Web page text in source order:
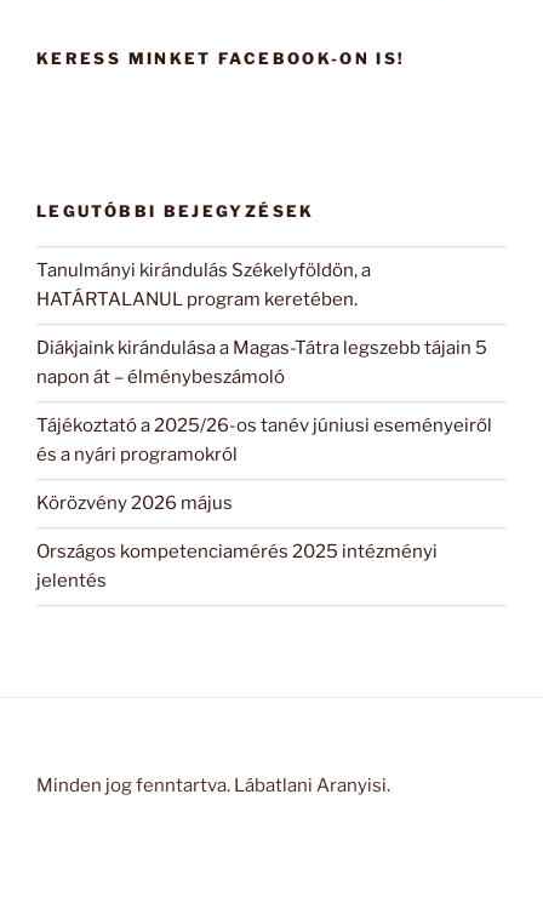
KERESS MINKET FACEBOOK-ON IS!
LEGUTÓBBI BEJEGYZÉSEK
Tanulmányi kirándulás Székelyföldön, a
HATÁRTALANUL program keretében.
Diákjaink kirándulása a Magas-Tátra legszebb tájain 5
napon át – élménybeszámoló
Tájékoztató a 2025/26-os tanév júniusi eseményeiről
és a nyári programokról
Körözvény 2026 május
Országos kompetenciamérés 2025 intézményi
jelentés
Minden jog fenntartva. Lábatlani Aranyisi.